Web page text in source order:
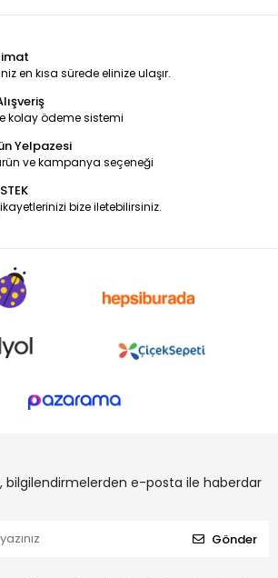
en kısa sürede elinize ulaşır.
kolay ödeme sistemi
Yelpazesi
ve kampanya seçeneği
bize iletebilirsiniz.
bilgilendirmelerden e-posta ile haberdar
Gönder